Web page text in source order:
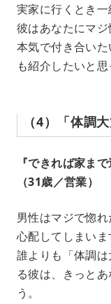
実家に行くとき一
彼はあなたにマジ
本気で付き合い
も紹介したいと思
（4）「体調
『できれば家ま
（31歳／営業）
男性はマジで惚
心配してしまいま
誰よりも「体調
る彼は、きっと
う。